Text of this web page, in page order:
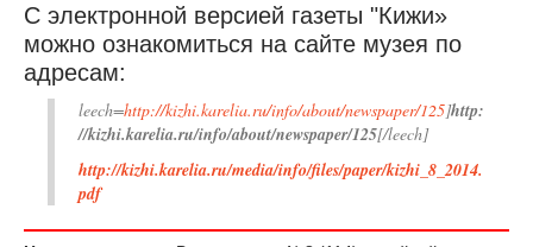
С электронной версией газеты "Кижи»
можно ознакомиться на сайте музея по
адресам:
leech=http://kizhi.karelia.ru/info/about/newspaper/125]http:
//kizhi.karelia.ru/info/about/newspaper/125[/leech]
http://kizhi.karelia.ru/media/info/files/paper/kizhi_8_2014.
pdf